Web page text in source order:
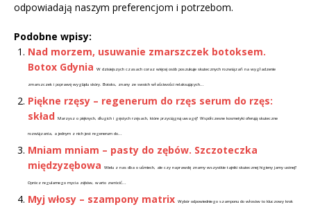
odpowiadają naszym preferencjom i potrzebom.
Podobne wpisy:
Nad morzem, usuwanie zmarszczek botoksem.
Botox Gdynia
W dzisiejszych czasach coraz więcej osób poszukuje skutecznych rozwiązań na wygładzenie
zmarszczek i poprawę wyglądu skóry. Botoks, znany ze swoich właściwości relaksujących...
Piękne rzęsy – regenerum do rzęs serum do rzęs:
skład
Marzysz o pięknych, długich i gęstych rzęsach, które przyciągną uwagę? Współczesne kosmetyki oferują skuteczne
rozwiązania, a jednym z nich jest regenerum do...
Mniam mniam – pasty do zębów. Szczoteczka
międzyzębowa
Wielu z nas dba o uśmiech, ale czy naprawdę znamy wszystkie tajniki skutecznej higieny jamy ustnej?
Oprócz regularnego mycia zębów, warto zwrócić...
Myj włosy – szampony matrix Wybór odpowiedniego szamponu do włosów to kluczowy krok